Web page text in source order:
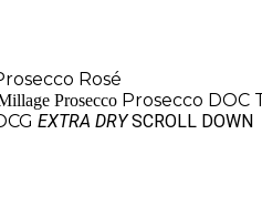
Rosé
Prosecco DOC
EXTRA DRYSCROLL DOWN